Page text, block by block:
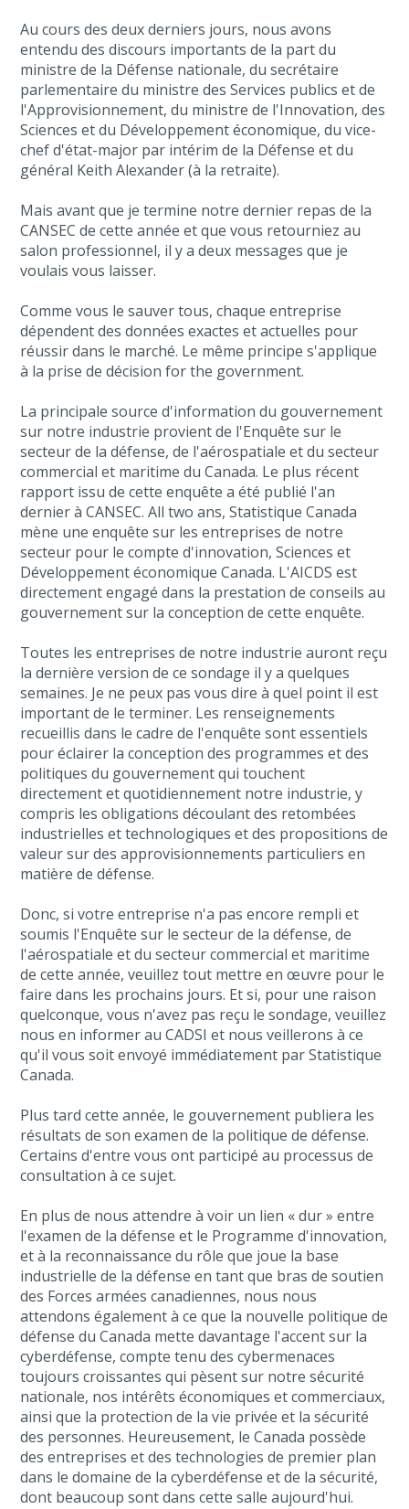
Au cours des deux derniers jours, nous avons
entendu des discours importants de la part du
ministre de la Défense nationale, du secrétaire
parlementaire du ministre des Services publics et de
l'Approvisionnement, du ministre de l'Innovation, des
Sciences et du Développement économique, du vice-
chef d'état-major par intérim de la Défense et du
général Keith Alexander (à la retraite).
Mais avant que je termine notre dernier repas de la
CANSEC de cette année et que vous retourniez au
salon professionnel, il y a deux messages que je
voulais vous laisser.
Comme vous le sauver tous, chaque entreprise
dépendent des données exactes et actuelles pour
réussir dans le marché. Le même principe s'applique
à la prise de décision for the government.
La principale source d'information du gouvernement
sur notre industrie provient de l'Enquête sur le
secteur de la défense, de l'aérospatiale et du secteur
commercial et maritime du Canada. Le plus récent
rapport issu de cette enquête a été publié l'an
dernier à CANSEC. All two ans, Statistique Canada
mène une enquête sur les entreprises de notre
secteur pour le compte d'innovation, Sciences et
Développement économique Canada. L'AICDS est
directement engagé dans la prestation de conseils au
gouvernement sur la conception de cette enquête.
Toutes les entreprises de notre industrie auront reçu
la dernière version de ce sondage il y a quelques
semaines. Je ne peux pas vous dire à quel point il est
important de le terminer. Les renseignements
recueillis dans le cadre de l'enquête sont essentiels
pour éclairer la conception des programmes et des
politiques du gouvernement qui touchent
directement et quotidiennement notre industrie, y
compris les obligations découlant des retombées
industrielles et technologiques et des propositions de
valeur sur des approvisionnements particuliers en
matière de défense.
Donc, si votre entreprise n'a pas encore rempli et
soumis l'Enquête sur le secteur de la défense, de
l'aérospatiale et du secteur commercial et maritime
de cette année, veuillez tout mettre en œuvre pour le
faire dans les prochains jours. Et si, pour une raison
quelconque, vous n'avez pas reçu le sondage, veuillez
nous en informer au CADSI et nous veillerons à ce
qu'il vous soit envoyé immédiatement par Statistique
Canada.
Plus tard cette année, le gouvernement publiera les
résultats de son examen de la politique de défense.
Certains d'entre vous ont participé au processus de
consultation à ce sujet.
En plus de nous attendre à voir un lien « dur » entre
l'examen de la défense et le Programme d'innovation,
et à la reconnaissance du rôle que joue la base
industrielle de la défense en tant que bras de soutien
des Forces armées canadiennes, nous nous
attendons également à ce que la nouvelle politique de
défense du Canada mette davantage l'accent sur la
cyberdéfense, compte tenu des cybermenaces
toujours croissantes qui pèsent sur notre sécurité
nationale, nos intérêts économiques et commerciaux,
ainsi que la protection de la vie privée et la sécurité
des personnes. Heureusement, le Canada possède
des entreprises et des technologies de premier plan
dans le domaine de la cyberdéfense et de la sécurité,
dont beaucoup sont dans cette salle aujourd'hui.